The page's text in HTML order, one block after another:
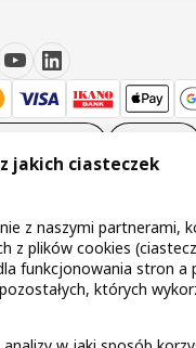
2026
Wycofane produkty
ujawniania informacji
jakich ciasteczek
z naszymi partnerami,
z plików cookies
funkcjonowania stron a
których